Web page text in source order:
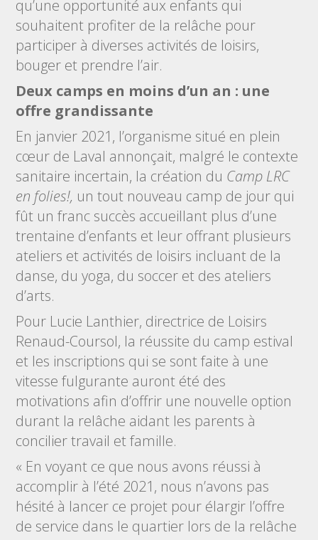
qu’une opportunité aux enfants qui
souhaitent profiter de la relâche pour
participer à diverses activités de loisirs,
bouger et prendre l’air.
Deux camps en moins d’un an : une
offre grandissante
En janvier 2021, l’organisme situé en plein
cœur de Laval annonçait, malgré le contexte
sanitaire incertain, la création du Camp LRC
en folies!, un tout nouveau camp de jour qui
fût un franc succès accueillant plus d’une
trentaine d’enfants et leur offrant plusieurs
ateliers et activités de loisirs incluant de la
danse, du yoga, du soccer et des ateliers
d’arts.
Pour Lucie Lanthier, directrice de Loisirs
Renaud-Coursol, la réussite du camp estival
et les inscriptions qui se sont faite à une
vitesse fulgurante auront été des
motivations afin d’offrir une nouvelle option
durant la relâche aidant les parents à
concilier travail et famille.
« En voyant ce que nous avons réussi à
accomplir à l’été 2021, nous n’avons pas
hésité à lancer ce projet pour élargir l’offre
de service dans le quartier lors de la relâche